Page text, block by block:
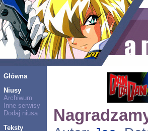
Główna
Niusy
Archiwum
Inne serwisy
Dodaj niusa
Teksty